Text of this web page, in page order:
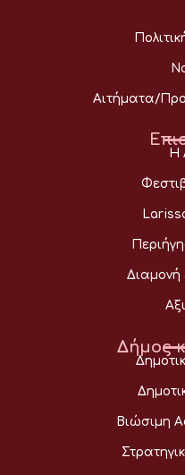
Αιτήματα/
Η
Διαμονή
Δήμος
Βιώσιμη